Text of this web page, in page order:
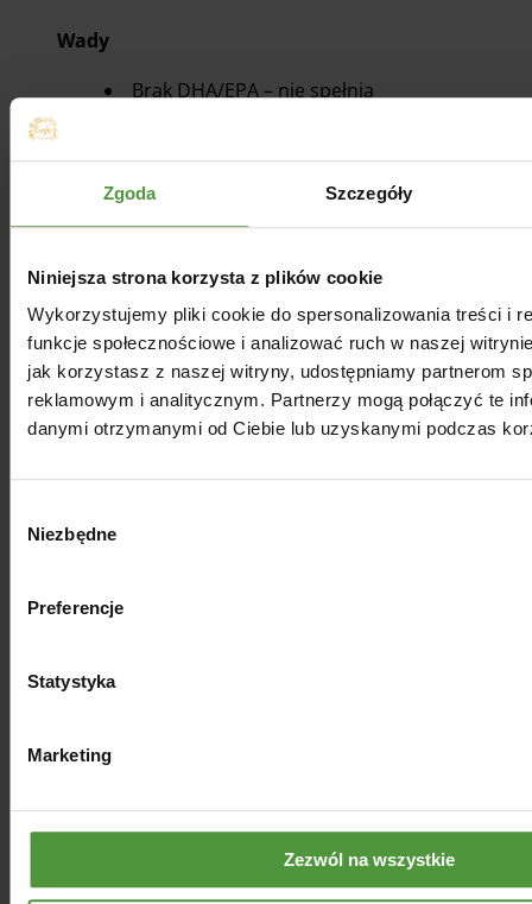
Zgoda Szczegóły
Niniejsza strona korzysta z plików cookie
Wykorzystujemy pliki cookie do spersonalizowania treści i
funkcje społecznościowe i analizować ruch w naszej
jak korzystasz z naszej witryny, udostępniamy partnerom
reklamowym i analitycznym. Partnerzy mogą połączyć te
danymi otrzymanymi od Ciebie lub uzyskanymi podczas
zgody
Niezbędne
Preferencje
Statystyka
Marketing
Zezwól na wszystkie
Wady
Brak DHA/EPA – nie spełnia
Nie zastępuje oleju rybnego czy
algowego w kontekście DHA/EPA.
Dobry jako uzupełnienie diety
dzieci z atopowym zapaleniem
skóry.
Musi być kombinowany z EPA-
DHA (rybnym lub algowym).
Dawkowanie
Maksymalna dawka: 500 mg dziennie dla
Olej z czarnuszki (Nigella sativa) jest
właściwości wspierające odporność i
zawartości tymokinonu. Choć zawiera
omega-6, nie dostarcza DHA ani EPA,
które są istotne dla rozwoju mózgu dzieci.
Czarnuszka dla dzieci może być